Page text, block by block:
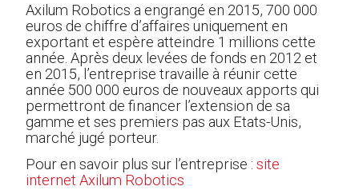
Axilum Robotics a engrangé en 2015, 700 000
euros de chiffre d’affaires uniquement en
exportant et espère atteindre 1 millions cette
année. Après deux levées de fonds en 2012 et
en 2015, l’entreprise travaille à réunir cette
année 500 000 euros de nouveaux apports qui
permettront de financer l’extension de sa
gamme et ses premiers pas aux Etats-Unis,
marché jugé porteur.
Pour en savoir plus sur l’entreprise :site
internet Axilum Robotics